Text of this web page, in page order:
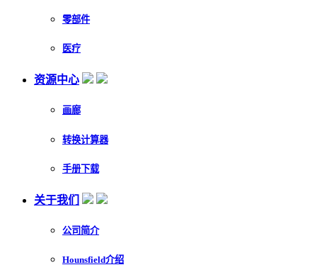
零部件
医疗
资源中心
画廊
转换计算器
手册下载
关于我们
公司简介
Hounsfield介绍